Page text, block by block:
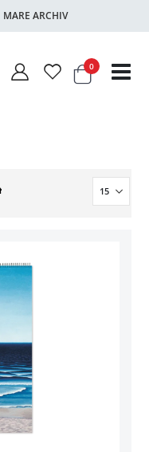
MARE ARCHIV
Warenkorb
0Artikel
In